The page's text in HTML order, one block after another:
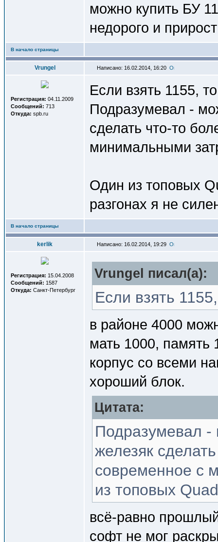
можно купить БУ
недорого и
В начало страницы
Vrungel Написано: 16.02.2014, 16:20
Регистрация: 04.11.2009
Сообщений: 713
Откуда: spb.ru
Если взять 1155,
Подразумевал -
сделать что-то
минимальными
Один из топовых
разгонах я не
В начало страницы
kerlik Написано: 16.02.2014, 19:29
Регистрация: 15.04.2008
Сообщений: 1587
Откуда: Санкт-Петербург
Vrungel писал(a):
Если взять
в районе 4000
мать 1000, память
корпус со всеми
хороший блок.
Цитата:
Подразумевал -
железяк
современное с
из топовых
всё-равно
софт не мог